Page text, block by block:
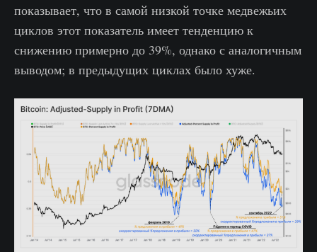
показывает, что в самой низкой точке медвежьих
циклов этот показатель имеет тенденцию к
снижению примерно до 39%, однако с аналогичным
выводом; в предыдущих циклах было хуже.